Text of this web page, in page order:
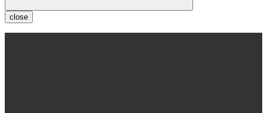
close